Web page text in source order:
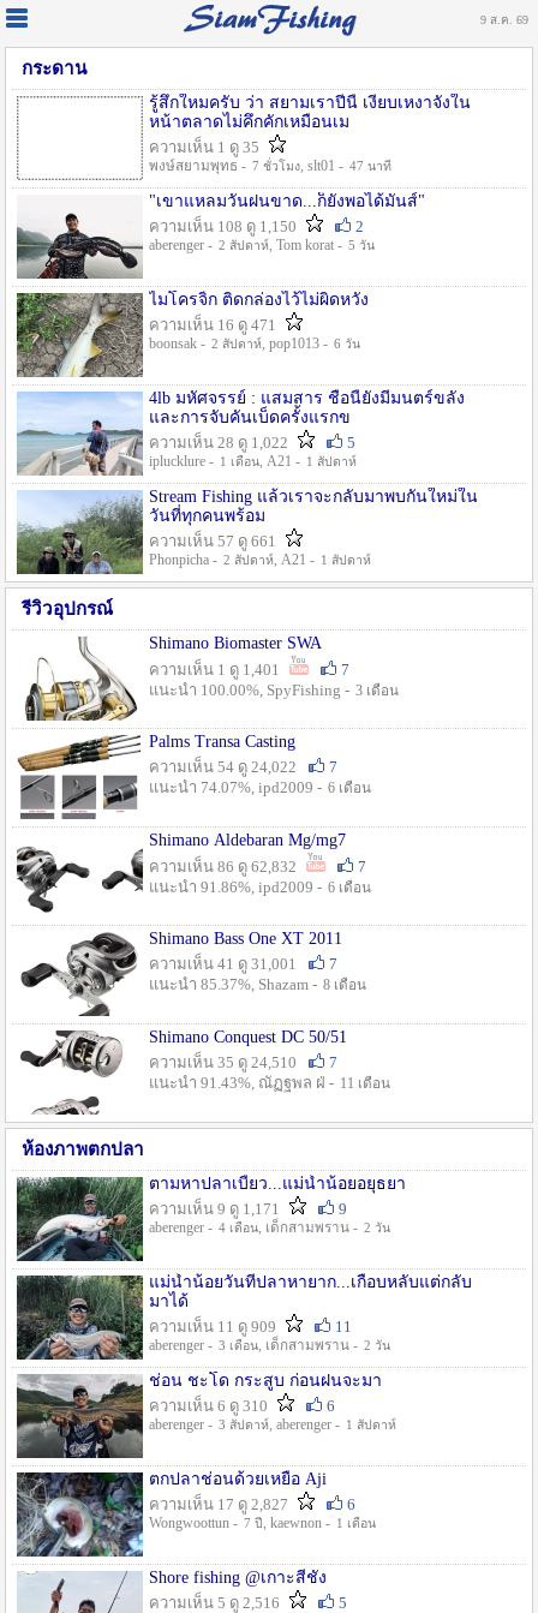
9 ส.ค. 69
กระดาน
รู้สึกใหมครับ ว่า สยามเราปีนี้ เงียบเหงาจังใน
หน้าตลาดไม่คึกคักเหมือนเม
ความเห็น 1 ดู 35
พงษ์สยามพุทธ - 7 ชั่วโมง, slt01 - 47 นาที
"เขาแหลมวันฝนขาด...ก็ยังพอได้มันส์"
ความเห็น 108 ดู 1,150
2
aberenger - 2 สัปดาห์, Tom korat - 5 วัน
ไมโครจิ้ก ติดกล่องไว้ไม่ผิดหวัง
ความเห็น 16 ดู 471
boonsak - 2 สัปดาห์, pop1013 - 6 วัน
4lb มหัศจรรย์ : แสมสาร ชื่อนี้ยังมีมนตร์ขลัง
และการจับคันเบ็ดครั้งแรกข
ความเห็น 28 ดู 1,022
5
iplucklure - 1 เดือน, A21 - 1 สัปดาห์
Stream Fishing แล้วเราจะกลับมาพบกันใหม่ใน
วันที่ทุกคนพร้อม
ความเห็น 57 ดู 661
Phonpicha - 2 สัปดาห์, A21 - 1 สัปดาห์
รีวิวอุปกรณ์
Shimano Biomaster SWA
ความเห็น 1 ดู 1,401
7
แนะนำ 100.00%, SpyFishing - 3 เดือน
Palms Transa Casting
ความเห็น 54 ดู 24,022
7
แนะนำ 74.07%, ipd2009 - 6 เดือน
Shimano Aldebaran Mg/mg7
ความเห็น 86 ดู 62,832
7
แนะนำ 91.86%, ipd2009 - 6 เดือน
Shimano Bass One XT 2011
ความเห็น 41 ดู 31,001
7
แนะนำ 85.37%, Shazam - 8 เดือน
Shimano Conquest DC 50/51
ความเห็น 35 ดู 24,510
7
แนะนำ 91.43%, ณัฏฐพล ฝ่ - 11 เดือน
ห้องภาพตกปลา
ตามหาปลาเบี้ยว...แม่น้ำน้อยอยุธยา
ความเห็น 9 ดู 1,171
9
aberenger - 4 เดือน, เด็กสามพราน - 2 วัน
แม่น้ำน้อยวันที่ปลาหายาก...เกือบหลับแต่กลับ
มาได้
ความเห็น 11 ดู 909
11
aberenger - 3 เดือน, เด็กสามพราน - 2 วัน
ช่อน ชะโด กระสูบ ก่อนฝนจะมา
ความเห็น 6 ดู 310
6
aberenger - 3 สัปดาห์, aberenger - 1 สัปดาห์
ตกปลาช่อนด้วยเหยื่อ Aji
ความเห็น 17 ดู 2,827
6
Wongwoottun - 7 ปี , kaewnon - 1 เดือน
Shore fishing @เกาะสีชัง
ความเห็น 5 ดู 2,516
5